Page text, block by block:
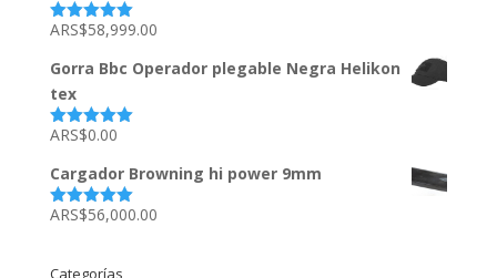
Valorado
5
ARS$58,999.00
Gorra Bbc Operador plegable Negra Helikon
tex
Valorado
5
ARS$0.00
Cargador Browning hi power 9mm
Valorado
ARS$56,000.00
Categorías